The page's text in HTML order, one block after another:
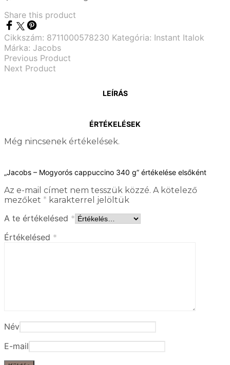
Share this product
Cikkszám: 8711000578230 Kategória: Instant Italok
Márka: Jacobs
Previous Product
Next Product
LEÍRÁS
ÉRTÉKELÉSEK
Még nincsenek értékelések.
„Jacobs – Mogyorós cappuccino 340 g” értékelése elsőként
Az e-mail címet nem tesszük közzé. A kötelező
mezőket * karakterrel jelöltük
A te értékelésed *
Értékelésed *
Név
E-mail